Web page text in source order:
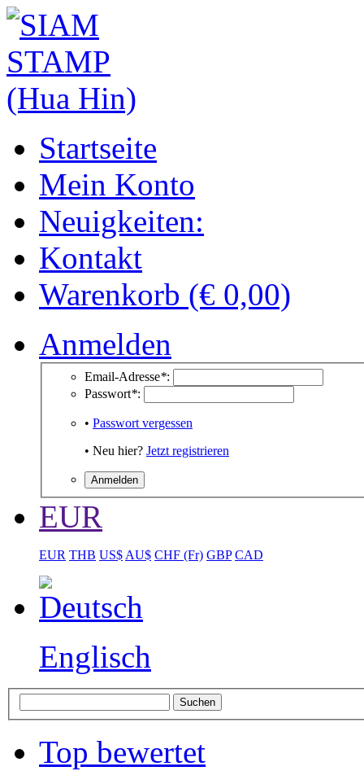
Startseite
Mein Konto
Neuigkeiten:
Kontakt
Warenkorb (€ 0,00)
Anmelden
Email-Adresse*:
Passwort*:
• Passwort vergessen
• Neu hier? Jetzt registrieren
EUR
EUR THB US$ AU$ CHF (Fr) GBP CAD
Englisch
Top bewertet